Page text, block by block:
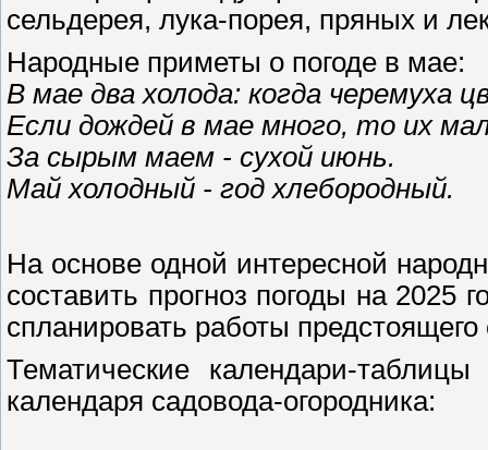
сельдерея, лука-порея, пряных и
Народные приметы о погоде в мае:
В мае два холода: когда черемуха
Если дождей в мае много, то их
За сырым маем - сухой июнь.
Май холодный - год хлебородный.
На основе одной интересной
составить прогноз погоды на 2025
спланировать работы предстоящего
Тематические календари-
календаря садовода-огородника: